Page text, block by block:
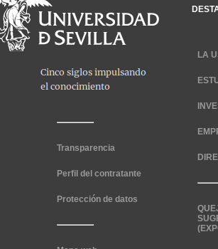
Transparencia
Perfil del contratante
Protección de datos
LA